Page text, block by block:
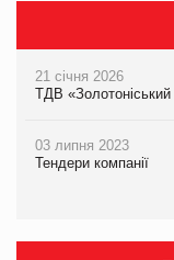
21 січня 2026
ТДВ
03 липня 2023
Тендери компанії